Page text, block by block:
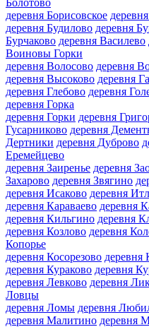
Болотово
деревня Борисовское
деревня Будилово деревня
Бурчаково деревня Василево
Воиновы Горки
деревня Волосово деревня
деревня Высоково деревня
деревня Глебово деревня
деревня Горка
деревня Горки деревня
Гусарниково деревня
Дертники деревня Дуброво
Еремейцево
деревня Заиренье деревня
Захарово деревня Звягино
деревня Исаково деревня
деревня Караваево деревня
деревня Кильгино деревня
деревня Козлово деревня
Копорье
деревня Косорезово деревня
деревня Кураково деревня
деревня Левково деревня
Ловцы
деревня Ломы деревня
деревня Малитино деревня